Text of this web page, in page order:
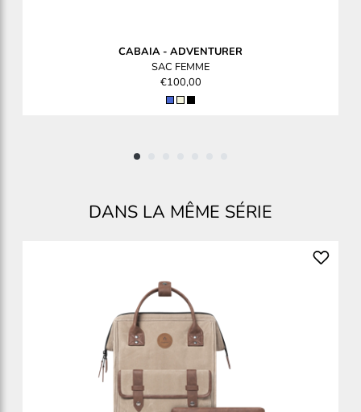
CABAIA- ADVENTURER
SAC FEMME
€100,00
DANS LA MÊME SÉRIE